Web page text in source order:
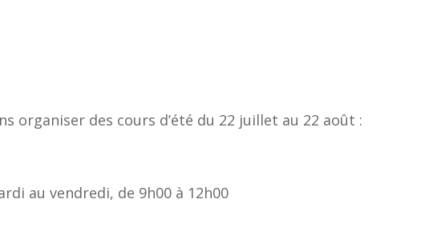
organiser des cours d’été du 22 juillet au 22 août :
au vendredi, de 9h00 à 12h00